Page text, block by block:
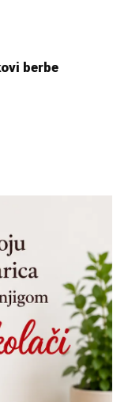
berbe